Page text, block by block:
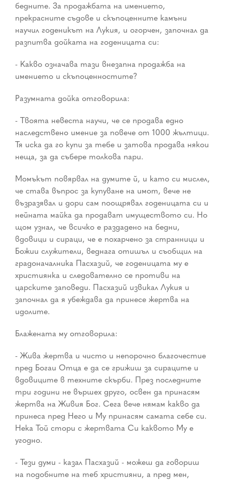
бедните. За продажбата на имението,
прекрасните съдове и скъпоценните камъни
научил годеникът на Лукия, и огорчен, започнал да
разпитва дойката на годеницата си:
- Какво означава тази внезапна продажба на
имението и скъпоценностите?
Разумната дойка отговорила:
- Твоята невеста научи, че се продава едно
наследствено имение за повече от 1000 жълтици.
Тя иска да го купи за тебе и затова продава някои
неща, за да събере толкова пари.
Момъкът повярвал на думите й, и като си мислел,
че става въпрос за купуване на имот, вече не
възразявал и дори сам поощрявал годеницата си и
нейната майка да продават имуществото си. Но
щом узнал, че всичко е раздадено на бедни,
вдовици и сираци, че е похарчено за странници и
Божии служители, веднага отишъл и съобщил на
градоначалника Пасхазий, че годеницата му е
християнка и следователно се противи на
царските заповеди. Пасхазий извикал Лукия и
започнал да я убеждава да принесе жертва на
идолите.
Блажената му отговорила:
- Жива жертва и чисто и непорочно благочестие
пред Богаи Отца е да се грижиш за сираците и
вдовиците в техните скърби. През последните
три години не вършех друго, освен да принасям
жертва на Живия Бог. Сега вече нямам какво да
принеса пред Него и Му принасям самата себе си.
Нека Той стори с жертвата Си каквото Му е
угодно.
- Тези думи - казал Пасхазий - можеш да говориш
на подобните на теб християни, а пред мен,